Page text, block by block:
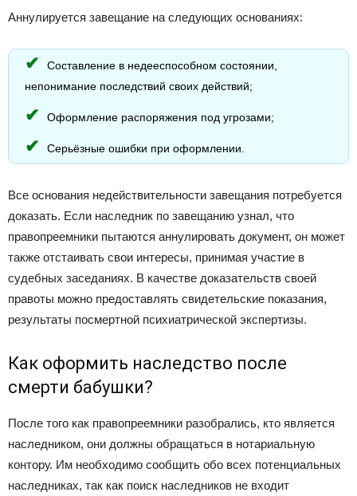
Аннулируется завещание на следующих основаниях:
Составление в недееспособном состоянии,
непонимание последствий своих действий;
Оформление распоряжения под угрозами;
Серьёзные ошибки при оформлении.
Все основания недействительности завещания потребуется
доказать. Если наследник по завещанию узнал, что
правопреемники пытаются аннулировать документ, он может
также отстаивать свои интересы, принимая участие в
судебных заседаниях. В качестве доказательств своей
правоты можно предоставлять свидетельские показания,
результаты посмертной психиатрической экспертизы.
Как оформить наследство после
смерти бабушки?
После того как правопреемники разобрались, кто является
наследником, они должны обращаться в нотариальную
контору. Им необходимо сообщить обо всех потенциальных
наследниках, так как поиск наследников не входит